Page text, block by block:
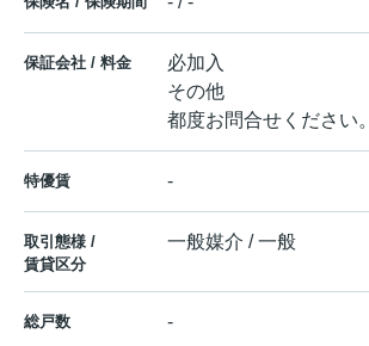
保証会社 / 料金
必加入
その他
都度お問合せください。
特優賃 -
取引態様 /
賃貸区分
一般媒介 / 一般
総戸数 -